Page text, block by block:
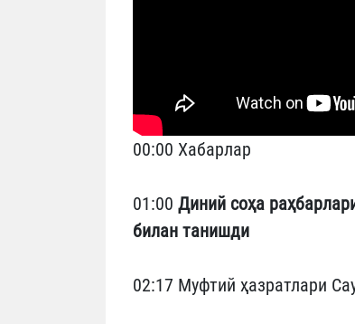
00:00 Хабарлар
01:00 Диний соҳа
билан танишди
02:17 Муфтий ҳазратлари